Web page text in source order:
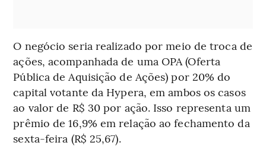
O negócio seria realizado por meio de troca de
ações, acompanhada de uma OPA (Oferta
Pública de Aquisição de Ações) por 20% do
capital votante da Hypera, em ambos os casos
ao valor de R$ 30 por ação. Isso representa um
prêmio de 16,9% em relação ao fechamento da
sexta-feira (R$ 25,67).